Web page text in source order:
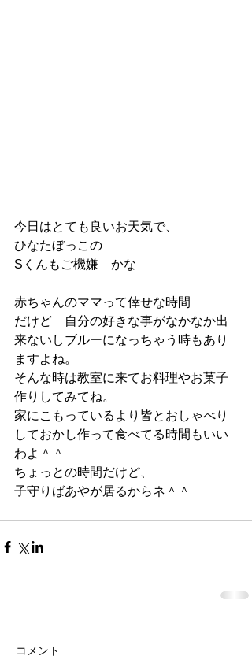
今日はとても良いお天気で、
ひなたぼっこの
Sくんもご機嫌　かな
赤ちゃんのママって倖せな時間
だけど　自分の好きな事がなかなか出
来ないしブルーになっちゃう時もあり
ますよね。
そんな時は教室に来てお料理やお菓子
作りしてみてね。
家にこもっているより皆とおしゃべり
しておかし作って食べてる時間もいい
わよ＾＾
ちょっとの時間だけど、
子守りばあやが居るからネ＾＾
コメント